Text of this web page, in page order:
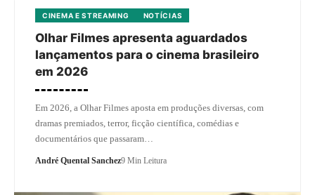
CINEMA E STREAMING NOTÍCIAS
Olhar Filmes apresenta aguardados
lançamentos para o cinema brasileiro
em 2026
Em 2026, a Olhar Filmes aposta em produções diversas, com
dramas premiados, terror, ficção científica, comédias e
documentários que passaram…
André Quental Sanchez9 Min Leitura